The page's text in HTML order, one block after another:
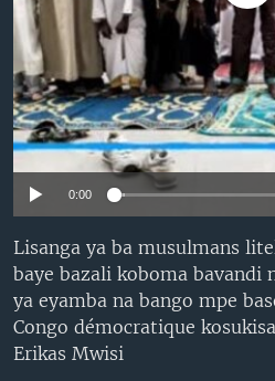
SÉCURITÉ
SCIENCE/TECHNOLOGIE
SPORTS
0:00
Lisanga ya ba musulmans
baye bazali koboma bavandi
ya eyamba na bango mpe
Congo démocratique
Erikas Mwisi